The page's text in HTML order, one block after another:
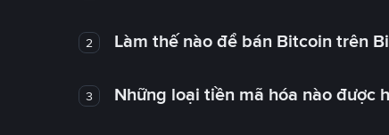
2 Làm thế nào để bán Bitcoin trên
3 Những loại tiền mã hóa nào được